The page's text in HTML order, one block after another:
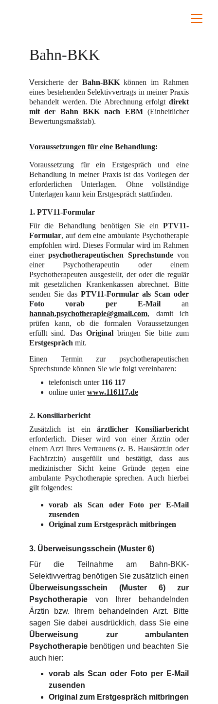
Bahn-BKK
Versicherte der Bahn-BKKkönnen im Rahmen
eines bestehenden Selektivvertrags in meiner Praxis
behandelt werden. Die Abrechnung erfolgt direkt
mit der Bahn BKK nach EBM(Einheitlicher
Bewertungsmaßstab).
Voraussetzungen für eine Behandlung:
Voraussetzung für ein Erstgespräch und eine
Behandlung in meiner Praxis ist das Vorliegen der
erforderlichen Unterlagen. Ohne vollständige
Unterlagen kann kein Erstgespräch stattfinden.
1. PTV11-Formular
Für die Behandlung benötigen Sie ein PTV11-
Formular, auf dem eine ambulante Psychotherapie
empfohlen wird. Dieses Formular wird im Rahmen
einerpsychotherapeutischen Sprechstundevon
einer Psychotherapeutin oder einem
Psychotherapeuten ausgestellt, der oder die regulär
mit gesetzlichen Krankenkassen abrechnet. Bitte
senden Sie das PTV11-Formular als Scan oder
Foto vorab per E-Mail an
hannah.psychotherapie@gmail.com, damit ich
prüfen kann, ob die formalen Voraussetzungen
erfüllt sind. Das Originalbringen Sie bitte zum
Erstgespräch mit.
Einen Termin zur psychotherapeutischen
Sprechstunde können Sie wie folgt vereinbaren:
telefonisch unter 116 117
online unterwww.116117.de
2. Konsiliarbericht
Zusätzlich ist einärztlicher Konsiliarbericht
erforderlich. Dieser wird von einer Ärztin oder
einem Arzt Ihres Vertrauens (z. B. Hausärzt:in oder
Fachärzt:in) ausgefüllt und bestätigt, dass aus
medizinischer Sicht keine Gründe gegen eine
ambulante Psychotherapie sprechen. Auch hierbei
gilt folgendes:
vorab als Scan oder Foto per E-Mail
zusenden
Original zum Erstgespräch mitbringen
3. Überweisungsschein (Muster 6)
Für die Teilnahme am Bahn-BKK-
Selektivvertrag benötigen Sie zusätzlich einen
Überweisungsschein (Muster 6) zur
Psychotherapie von Ihrer behandelnden
Ärztin bzw. Ihrem behandelnden Arzt. Bitte
sagen Sie dabei ausdrücklich, dass Sie eine
Überweisung zur ambulanten
Psychotherapie benötigen und beachten Sie
auch hier:
vorab als Scan oder Foto per E-Mail
zusenden
Original zum Erstgespräch mitbringen